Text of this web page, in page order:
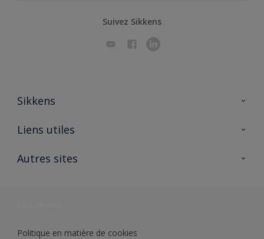
Suivez Sikkens
Sikkens
A propos de Sikkens
Liens utiles
Ouvrir un magasin PASS
Autres sites
Politique en matière de cookies